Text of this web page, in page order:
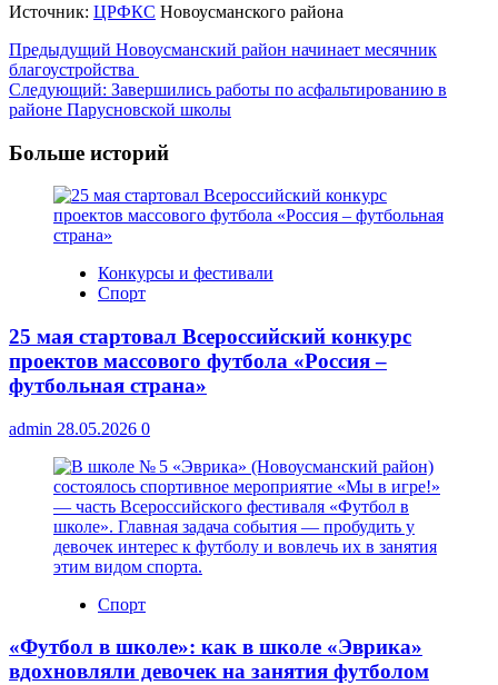
Источник: ЦРФКС Новоусманского района
Навигация
записи
Предыдущий Новоусманский район начинает месячник
благоустройства
Следующий: Завершились работы по асфальтированию в
районе Парусновской школы
Больше историй
Конкурсы и фестивали
Спорт
25 мая стартовал Всероссийский конкурс
проектов массового футбола «Россия –
футбольная страна»
admin 28.05.2026 0
Спорт
«Футбол в школе»: как в школе «Эврика»
вдохновляли девочек на занятия футболом